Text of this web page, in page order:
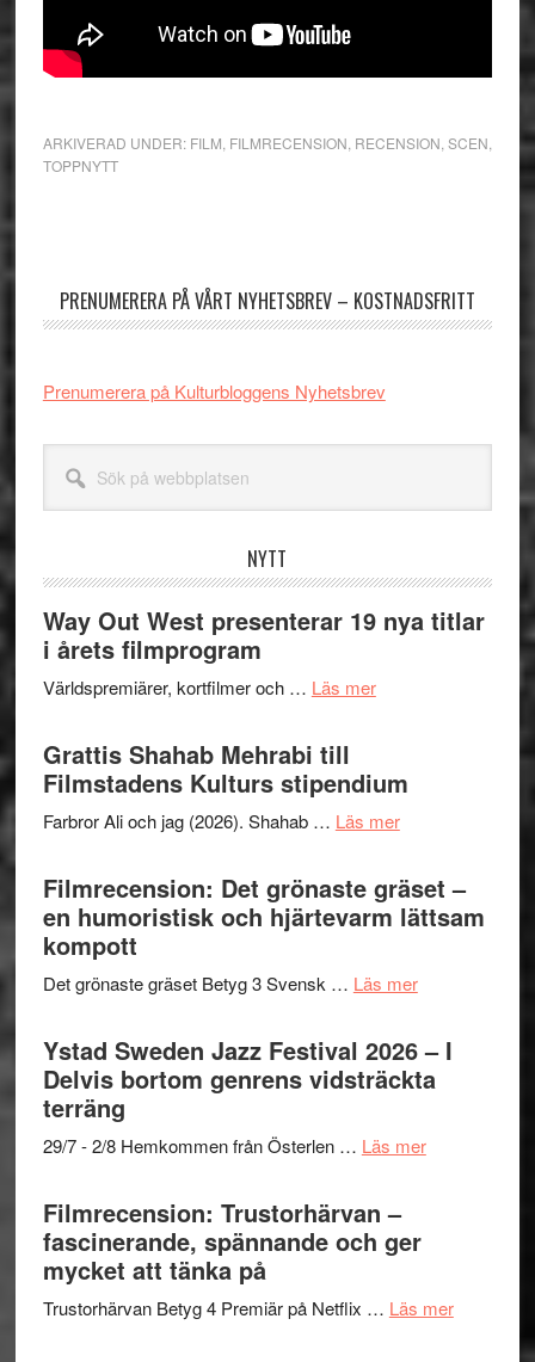
ARKIVERAD UNDER: FILM FILMRECENSION RECENSION SCEN
TOPPNYTT
PRENUMERERA PÅ VÅRT NYHETSBREV – KOSTNADSFRITT
Prenumerera på Kulturbloggens Nyhetsbrev
webbplatsen
NYTT
Way Out West presenterar 19 nya titlar
i årets filmprogram
Världspremiärer, kortfilmer och … Läs merom
presenterar
19
titlar
i
Grattis Shahab Mehrabi till
Filmstadens Kulturs stipendium
Farbror Ali och jag (2026). Shahab … Läs merom
Shahab
Mehrabi
till
Kulturs
Filmrecension: Det grönaste gräset –
en humoristisk och hjärtevarm lättsam
kompott
Det grönaste gräset Betyg 3 Svensk … Läs merom
Det
grönaste
gräset
en
hjärtevarm
Ystad Sweden Jazz Festival 2026 – I
Delvis bortom genrens vidsträckta
terräng
29/7 - 2/8 Hemkommen från Österlen … Läs merom
–
Filmrecension: Trustorhärvan –
fascinerande, spännande och ger
mycket att tänka på
Trustorhärvan Betyg 4 Premiär på Netflix … Läs merom